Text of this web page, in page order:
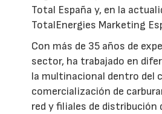
Total España y, en la
TotalEnergies Marketing
Con más de 35 años de
sector, ha trabajado en
la multinacional dentro del
comercialización de
red y filiales de distribución